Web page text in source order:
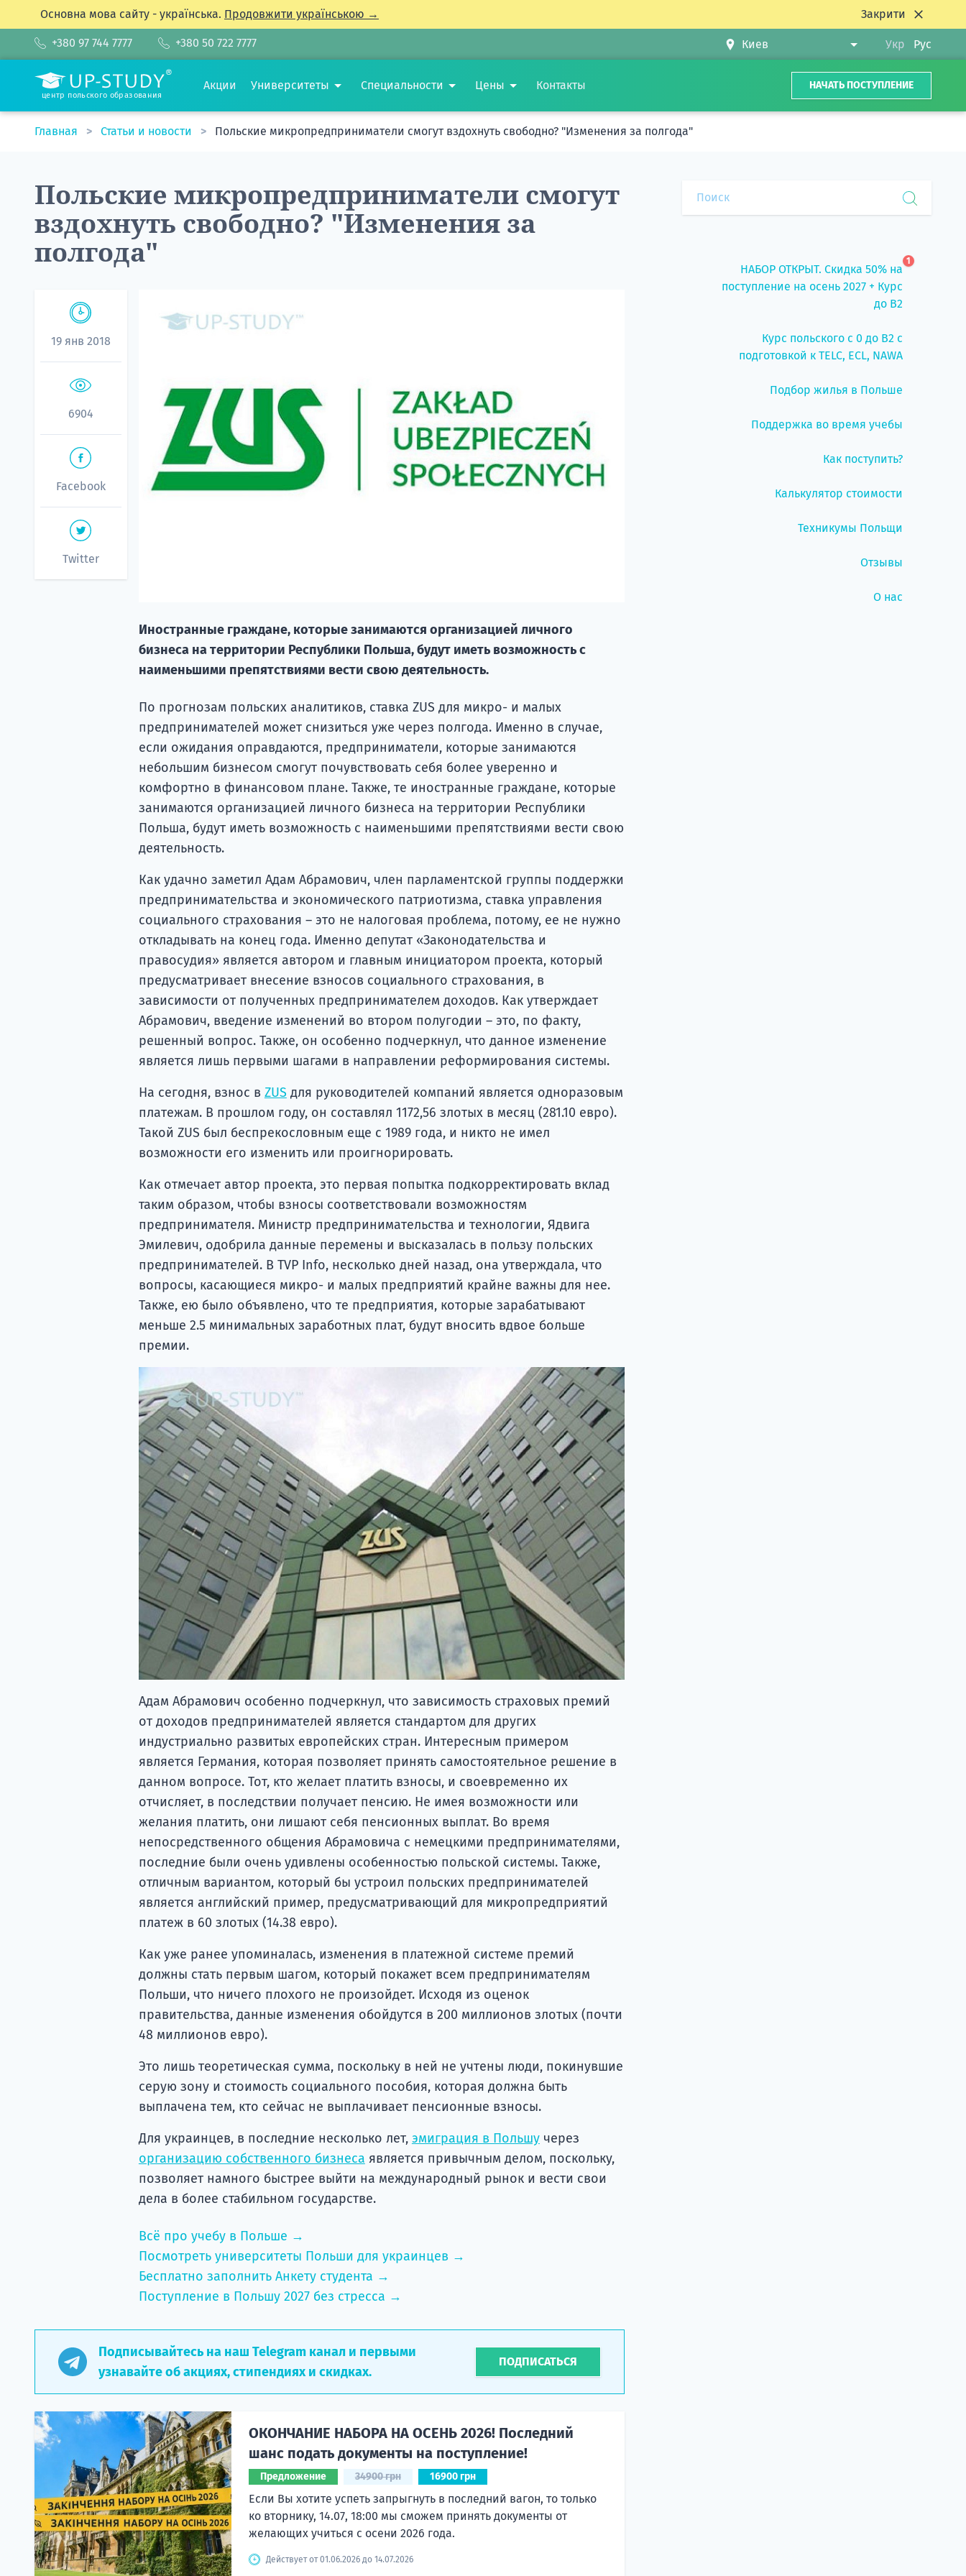
Основна мова сайту - українська. Продовжити українською → Закрити
+380 97 744 7777 +380 50 722 7777 Укр Рус
центр польского образования
Акции Университеты Специальности Цены Контакты НАЧАТЬ ПОСТУПЛЕНИЕ
Главная Статьи и новости Польские микропредприниматели смогут вздохнуть свободно? "Изменения за полгода"
Польские микропредприниматели смогут
вздохнуть свободно? "Изменения за
полгода"
19 янв 2018
6904
Facebook
Twitter
Иностранные граждане, которые занимаются организацией личного
бизнеса на территории Республики Польша, будут иметь возможность с
наименьшими препятствиями вести свою деятельность.
По прогнозам польских аналитиков, ставка ZUS для микро- и малых
предпринимателей может снизиться уже через полгода. Именно в случае,
если ожидания оправдаются, предприниматели, которые занимаются
небольшим бизнесом смогут почувствовать себя более уверенно и
комфортно в финансовом плане. Также, те иностранные граждане, которые
занимаются организацией личного бизнеса на территории Республики
Польша, будут иметь возможность с наименьшими препятствиями вести свою
деятельность.
Как удачно заметил Адам Абрамович, член парламентской группы поддержки
предпринимательства и экономического патриотизма, ставка управления
социального страхования – это не налоговая проблема, потому, ее не нужно
откладывать на конец года. Именно депутат «Законодательства и
правосудия» является автором и главным инициатором проекта, который
предусматривает внесение взносов социального страхования, в
зависимости от полученных предпринимателем доходов. Как утверждает
Абрамович, введение изменений во втором полугодии – это, по факту,
решенный вопрос. Также, он особенно подчеркнул, что данное изменение
является лишь первыми шагами в направлении реформирования системы.
На сегодня, взнос в ZUS для руководителей компаний является одноразовым
платежам. В прошлом году, он составлял 1172,56 злотых в месяц (281.10 евро).
Такой ZUS был беспрекословным еще с 1989 года, и никто не имел
возможности его изменить или проигнорировать.
Как отмечает автор проекта, это первая попытка подкорректировать вклад
таким образом, чтобы взносы соответствовали возможностям
предпринимателя. Министр предпринимательства и технологии, Ядвига
Эмилевич, одобрила данные перемены и высказалась в пользу польских
предпринимателей. В TVP Info, несколько дней назад, она утверждала, что
вопросы, касающиеся микро- и малых предприятий крайне важны для нее.
Также, ею было объявлено, что те предприятия, которые зарабатывают
меньше 2.5 минимальных заработных плат, будут вносить вдвое больше
премии.
Адам Абрамович особенно подчеркнул, что зависимость страховых премий
от доходов предпринимателей является стандартом для других
индустриально развитых европейских стран. Интересным примером
является Германия, которая позволяет принять самостоятельное решение в
данном вопросе. Тот, кто желает платить взносы, и своевременно их
отчисляет, в последствии получает пенсию. Не имея возможности или
желания платить, они лишают себя пенсионных выплат. Во время
непосредственного общения Абрамовича с немецкими предпринимателями,
последние были очень удивлены особенностью польской системы. Также,
отличным вариантом, который бы устроил польских предпринимателей
является английский пример, предусматривающий для микропредприятий
платеж в 60 злотых (14.38 евро).
Как уже ранее упоминалась, изменения в платежной системе премий
должны стать первым шагом, который покажет всем предпринимателям
Польши, что ничего плохого не произойдет. Исходя из оценок
правительства, данные изменения обойдутся в 200 миллионов злотых (почти
48 миллионов евро).
Это лишь теоретическая сумма, поскольку в ней не учтены люди, покинувшие
серую зону и стоимость социального пособия, которая должна быть
выплачена тем, кто сейчас не выплачивает пенсионные взносы.
Для украинцев, в последние несколько лет, эмиграция в Польшучерез
организацию собственного бизнеса является привычным делом, поскольку,
позволяет намного быстрее выйти на международный рынок и вести свои
дела в более стабильном государстве.
Всё про учебу в Польше →
Посмотреть университеты Польши для украинцев →
Бесплатно заполнить Анкету студента →
Поступление в Польшу 2027 без стресса →
Подписывайтесь на наш Telegram канал и первыми
узнавайте об акциях, стипендиях и скидках.
ПОДПИСАТЬСЯ
ОКОНЧАНИЕ НАБОРА НА ОСЕНЬ 2026! Последний
шанс подать документы на поступление!
Предложение 34900 грн 16900 грн
Если Вы хотите успеть запрыгнуть в последний вагон, то только
ко вторнику, 14.07, 18:00 мы сможем принять документы от
желающих учиться с осени 2026 года.
Действует от 01.06.2026 до 14.07.2026
НАБОР ОТКРЫТ. Скидка 50% на
поступление на осень 2027 + Курс
до B2
1
Курс польского с 0 до B2 с
подготовкой к TELC, ECL, NAWA
Подбор жилья в Польше
Поддержка во время учебы
Как поступить?
Калькулятор стоимости
Техникумы Польщи
Отзывы
О нас